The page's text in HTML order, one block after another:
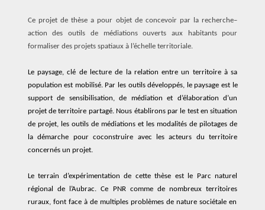
Ce projet de thèsea pour objetde concevoir par la recherche–
actiondes outils de médiationsouverts aux habitants pour
formaliser des projets spatiaux à l’échelle territoriale.
Le paysage,clé de lecture de la relationentre un territoireà sa
population est mobilisé. Par les outilsdéveloppés, le paysage est le
support de sensibilisation, de médiation et d’élaboration d’un
projet de territoire partagé. Nous établirons par le test en situation
de projet,les outils de médiations et les modalités de pilotages de
la démarche
pourcoconstruire avec es acteurs du territoire
concernés un projet.
Leterrain d’expérimentation de cette thèse est le Parc naturel
régional de l’Aubrac.Ce PNR comme denombreuxterritoires
ruraux, font face à de multiples problèmes de nature sociétaleen